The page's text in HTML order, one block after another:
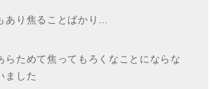
あり焦ることばかり…
らためて焦ってもろくなことにならな
ました